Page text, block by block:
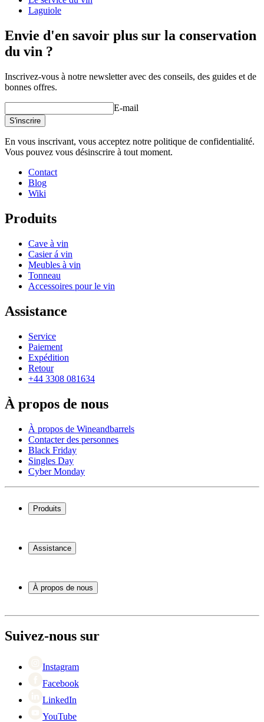
Laguiole
Envie d'en savoir plus sur la conservation
du vin ?
Inscrivez-vous à notre newsletter avec des conseils, des guides et de
bonnes offres.
E-mail
S'inscrire
En vous inscrivant, vous acceptez notre politique de confidentialité.
Vous pouvez vous désinscrire à tout moment.
Contact
Blog
Wiki
Produits
Cave à vin
Casier á vin
Meubles à vin
Tonneau
Accessoires pour le vin
Assistance
Service
Paiement
Expédition
Retour
+44 3308 081634
À propos de nous
À propos de Wineandbarrels
Contacter des personnes
Black Friday
Singles Day
Cyber Monday
Produits
Casier á vin
Meubles à vin
Assistance
Paiement
Expédition
+44 3308 081634
À propos de nous
Black Friday
Singles Day
Suivez-nous sur
Instagram
Facebook
LinkedIn
YouTube